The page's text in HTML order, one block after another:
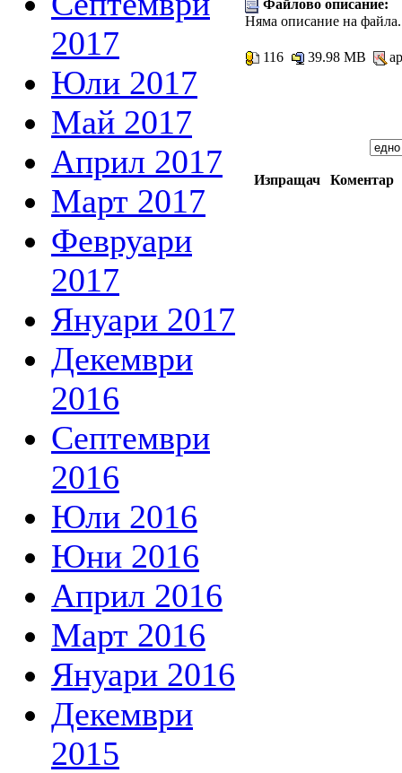
2017
Юли 2017
Май 2017
Април 2017
Март 2017
Февруари
2017
Януари 2017
Декември
2016
Септември
2016
Юли 2016
Юни 2016
Април 2016
Март 2016
Януари 2016
Декември
2015
Файлово описание:
Няма описание на файла.
116 39.98 MB
Изпращач Коментар